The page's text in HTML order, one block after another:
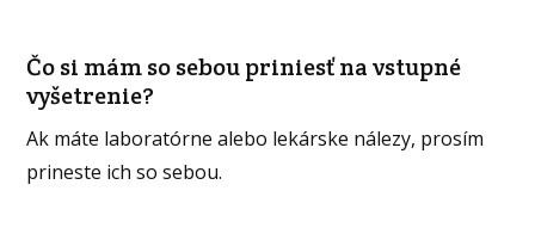
Čo si mám so sebou priniesť na vstupné
vyšetrenie?
Ak máte laboratórne alebo lekárske nálezy, prosím
prineste ich so sebou.